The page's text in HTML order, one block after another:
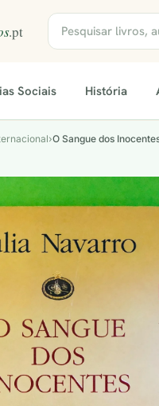
Sociais História
›O Sangue dos